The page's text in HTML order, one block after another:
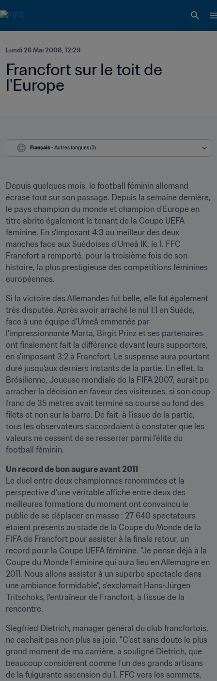
Lundi 26 Mai 2008, 12:29
Francfort sur le toit de
l'Europe
Français - Autres langues (3)
Depuis quelques mois, le football féminin allemand
écrase tout sur son passage. Depuis la semaine dernière,
le pays champion du monde et champion d'Europe en
titre abrite également le tenant de la Coupe UEFA
féminine. En s'imposant 4:3 au meilleur des deux
manches face aux Suédoises d'Umeå IK, le 1. FFC
Francfort a remporté, pour la troisième fois de son
histoire, la plus prestigieuse des compétitions féminines
européennes.
Si la victoire des Allemandes fut belle, elle fut également
très disputée. Après avoir arraché le nul 1:1 en Suède,
face à une équipe d'Umeå emmenée par
l'impressionnante Marta, Birgit Prinz et ses partenaires
ont finalement fait la différence devant leurs supporters,
en s'imposant 3:2 à Francfort. Le suspense aura pourtant
duré jusqu'aux derniers instants de la partie. En effet, la
Brésilienne, Joueuse mondiale de la FIFA 2007, aurait pu
arracher la décision en faveur des visiteuses, si son coup
franc de 35 mètres avait terminé sa course au fond des
filets et non sur la barre. De fait, à l'issue de la partie,
tous les observateurs s'accordaient à constater que les
valeurs ne cessent de se resserrer parmi l'élite du
football féminin.
Un record de bon augure avant 2011
Le duel entre deux championnes renommées et la
perspective d'une véritable affiche entre deux des
meilleures formations du moment ont convaincu le
public de se déplacer en masse : 27 640 spectateurs
étaient présents au stade de la Coupe du Monde de la
FIFA de Francfort pour assister à la finale retour, un
record pour la Coupe UEFA féminine. "Je pense déjà à la
Coupe du Monde Féminine qui aura lieu en Allemagne en
2011. Nous allons assister à un superbe spectacle dans
une ambiance formidable", s'exclamait Hans-Jürgen
Tritschoks, l'entraîneur de Francfort, à l'issue de la
rencontre.
Siegfried Dietrich, manager général du club francfortois,
ne cachait pas non plus sa joie. "C'est sans doute le plus
grand moment de ma carrière, a souligné Dietrich, que
beaucoup considèrent comme l'un des grands artisans
de la fulgurante ascension du 1. FFC vers les sommets.